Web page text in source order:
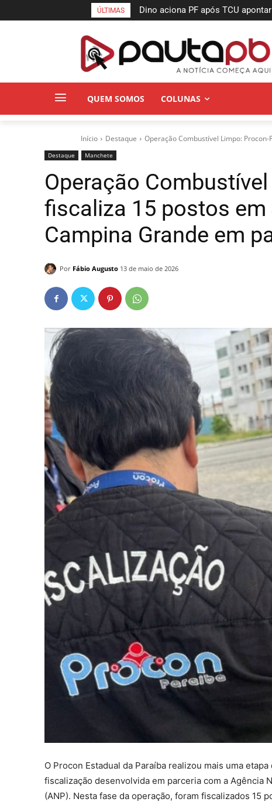
ÚLTIMAS
MPPB obtém liminar para
QUEM SOMOS COLUNAS
Início Destaque Operação Combustível Limpo: Procon-
Destaque Manchete
Operação
fiscaliza 15 postos
Campina Grande em
Por Fábio Augusto 13 de maio de 2026
O Procon Estadual da Paraíba realizou mais uma
fiscalização desenvolvida em parceria com a Agência
(ANP). Nesta fase da operação, foram fiscalizados 15